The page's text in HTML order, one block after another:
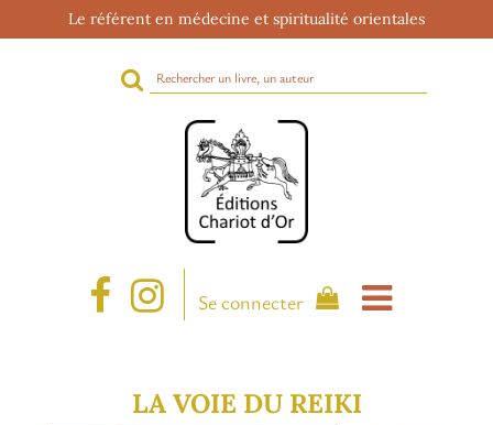
Le référent en médecine et spiritualité orientales
Rechercher
sur
site
Se connecter
LA VOIE DU REIKI